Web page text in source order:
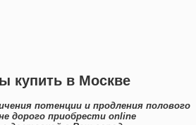
купить в Москве
потенции и продления полового
дорого приобрести online